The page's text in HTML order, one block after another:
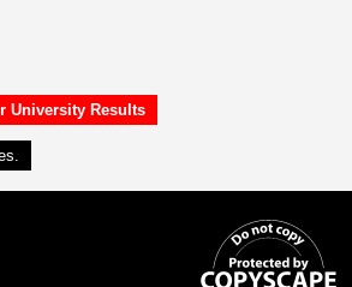
University Results